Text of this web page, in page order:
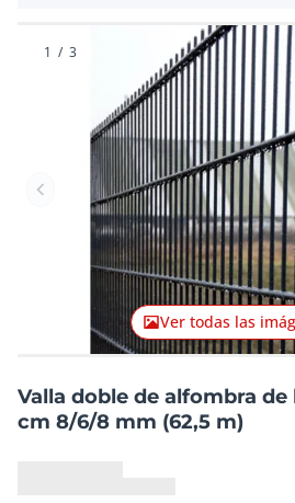
Artículo anterior
Ver todas las
1 / 3
Valla doble de alfombra de
cm 8/6/8 mm (62,5 m)